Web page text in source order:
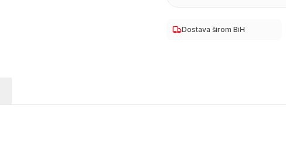
Dostava širom BiH